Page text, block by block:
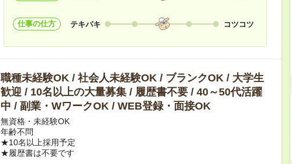
仕事の仕方 テキパキ コツコツ
職種未経験OK / 社会人未経験OK / ブランクOK / 大学生
歓迎 / 10名以上の大量募集 / 履歴書不要 / 40～50代活躍
中 / 副業・WワークOK / WEB登録・面接OK
無資格・未経験OK
年齢不問
★10名以上採用予定
★履歴書は不要です